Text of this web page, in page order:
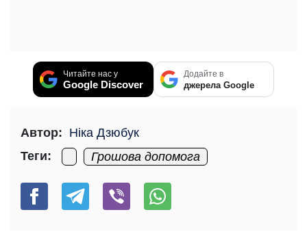
Читайте нас у
Google Discover
Додайте в
джерела Google
Автор: Ніка Дзюбук
Теги:
Грошова допомога